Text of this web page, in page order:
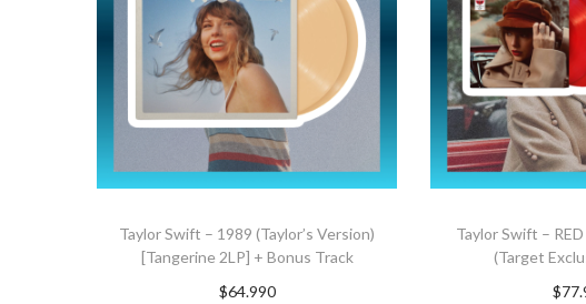
Taylor Swift – 1989 (Taylor’s Version)
[Tangerine 2LP] + Bonus Track
$64.990
Taylor Swift –
(Target
$